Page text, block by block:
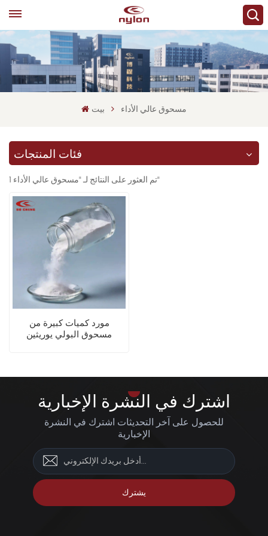
بيت مسحوق عالي الأداء
فئات المنتجات
1 تم العثور على النتائج لـ "مسحوق عالي الأداء"
مورد كميات كبيرة من
مسحوق البولي يوريثين
اشترك في النشرة الإخبارية
للحصول على آخر التحديثات اشترك في النشرة
الإخبارية